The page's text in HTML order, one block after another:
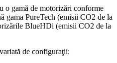
o gamă de motorizări conforme
gama PureTech (emisii CO2 de la
BlueHDi (emisii CO2 de la
de configuraţii: